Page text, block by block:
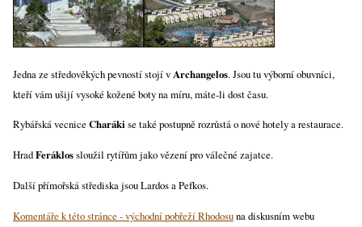
Jedna ze středověkých pevností stojí v Archangelos. Jsou tu výborní obuvníci,
kteří vám ušijí vysoké kožené boty na míru, máte-li dost času.
Rybářská vecnice Charáki se také postupně rozrůstá o nové hotely a restaurace.
HradFeráklossloužil rytířům jako vězení pro válečné zajatce.
Další přímořská střediska jsou Lardos a Pefkos.
Komentáře k této stránce - východní pobřeží Rhodosuna diskusním webu